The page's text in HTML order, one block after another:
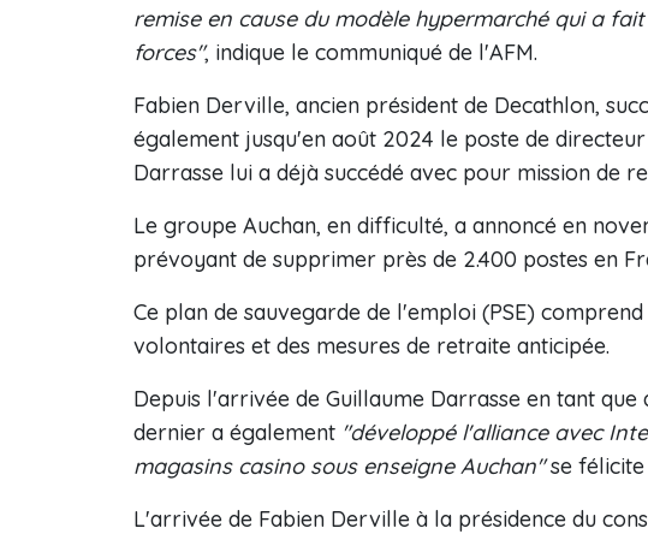
remise en cause du modèle hypermarché qui a
forces", indique le communiqué de l'AFM.
Fabien Derville, ancien président de Decathlon,
également jusqu'en août 2024 le poste de
Darrasse lui a déjà succédé avec pour mission de
Le groupe Auchan, en difficulté, a annoncé en
prévoyant de supprimer près de 2.400 postes en
Ce plan de sauvegarde de l'emploi (PSE)
volontaires et des mesures de retraite anticipée.
Depuis l'arrivée de Guillaume Darrasse en tant
dernier a également "développé l'alliance avec
magasins casino sous enseigne Auchan"se félicite
L'arrivée de Fabien Derville à la présidence du